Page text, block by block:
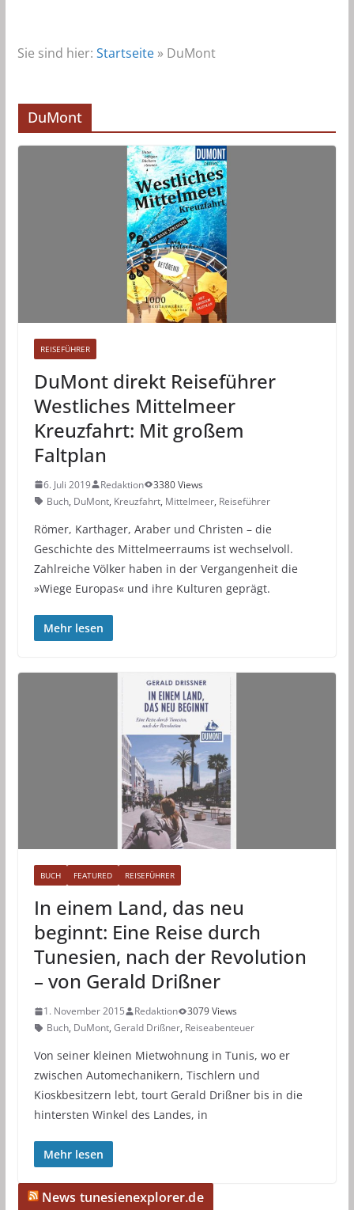
Sie sind hier: Startseite» DuMont
DuMont
REISEFÜHRER
DuMont direkt Reiseführer
Westliches Mittelmeer
Kreuzfahrt: Mit großem
Faltplan
6. Juli 2019 Redaktion
3380 Views
Buch, DuMont, Kreuzfahrt, Mittelmeer, Reiseführer
Römer, Karthager, Araber und Christen – die
Geschichte des Mittelmeerraums ist wechselvoll.
Zahlreiche Völker haben in der Vergangenheit die
»Wiege Europas« und ihre Kulturen geprägt.
Mehr lesen
BUCH FEATURED REISEFÜHRER
In einem Land, das neu
beginnt: Eine Reise durch
Tunesien, nach der Revolution
– von Gerald Drißner
1. November 2015 Redaktion
3079 Views
Buch, DuMont, Gerald Drißner, Reiseabenteuer
Von seiner kleinen Mietwohnung in Tunis, wo er
zwischen Automechanikern, Tischlern und
Kioskbesitzern lebt, tourt Gerald Drißner bis in die
hintersten Winkel des Landes, in
Mehr lesen
News tunesienexplorer.de